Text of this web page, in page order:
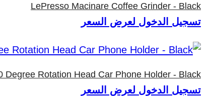
LePresso Macinare Coffee Grinder - Black
تسجيل الدخول لعرض السعر
Degree Rotation Head Car Phone Holder - Black
تسجيل الدخول لعرض السعر